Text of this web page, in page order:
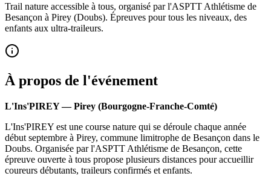
Trail nature accessible à tous, organisé par l'ASPTT Athlétisme de
Besançon à Pirey (Doubs). Épreuves pour tous les niveaux, des
enfants aux ultra-traileurs.
À propos de l'événement
L'Ins'PIREY — Pirey (Bourgogne-Franche-Comté)
L'Ins'PIREY est une course nature qui se déroule chaque année
début septembre à Pirey, commune limitrophe de Besançon dans le
Doubs. Organisée par l'ASPTT Athlétisme de Besançon, cette
épreuve ouverte à tous propose plusieurs distances pour accueillir
coureurs débutants, traileurs confirmés et enfants.